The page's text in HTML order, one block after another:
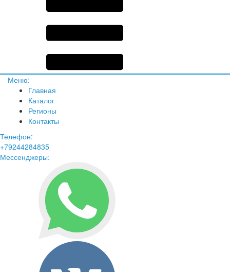
Меню:
Главная
Каталог
Регионы
Контакты
Телефон:
+79244284835
Мессенджеры: